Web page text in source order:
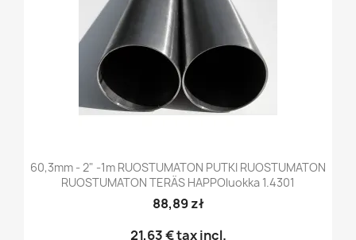
60,3mm - 2" -1m RUOSTUMATON PUTKI RUOSTUMATON
RUOSTUMATON TERÄS HAPPOluokka 1.4301
88,89 zł
21,63 €tax incl.